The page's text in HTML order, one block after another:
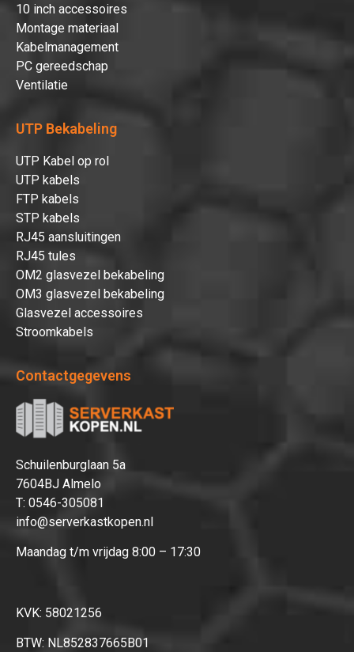
10 inch accessoires
Montage materiaal
Kabelmanagement
PC gereedschap
Ventilatie
UTP Bekabeling
UTP Kabel op rol
UTP kabels
FTP kabels
STP kabels
RJ45 aansluitingen
RJ45 tules
OM2 glasvezel bekabeling
OM3 glasvezel bekabeling
Glasvezel accessoires
Stroomkabels
Contactgegevens
Schuilenburglaan 5a
7604BJ Almelo
T: 0546-305081
info@serverkastkopen.nl
Maandag t/m vrijdag 8:00 – 17:30
KVK: 58021256
BTW: NL852837665B01
Dit product is succesvol toegevoegd
aan uw winkelwagen!
Afrekenen